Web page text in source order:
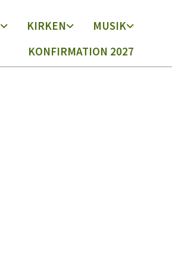
KIRKEN
MUSIK
KONFIRMATION 2027